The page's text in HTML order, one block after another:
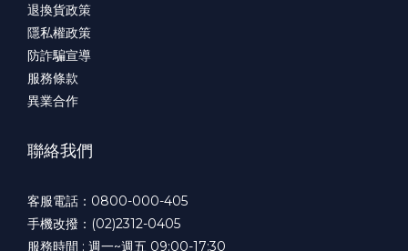
退換貨政策
隱私權政策
防詐騙宣導
服務條款
異業合作
聯絡我們
客服電話：0800-000-405
手機改撥：(02)2312-0405
服務時間 : 週一~週五 09:00-17:30